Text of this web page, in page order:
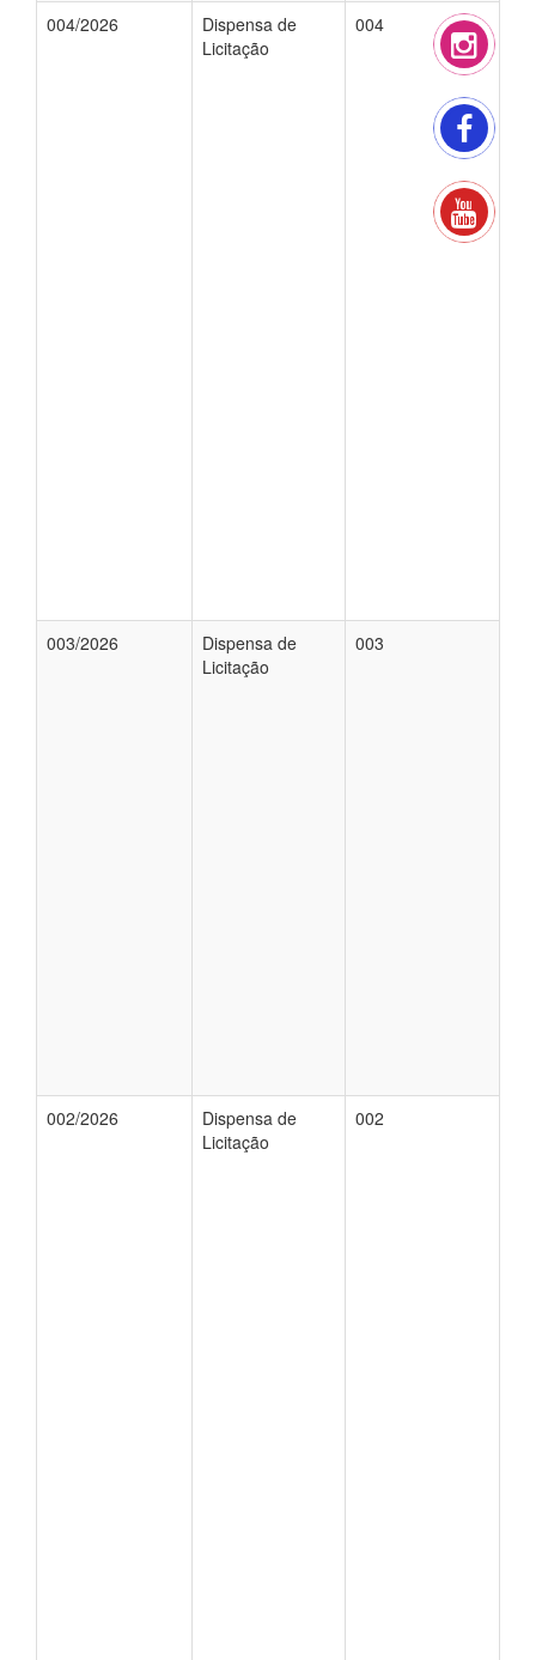
004/2026
Dispensa de
Licitação
004
003/2026
Dispensa de
Licitação
003
002/2026
Dispensa de
Licitação
002